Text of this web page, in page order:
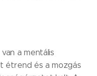
a mentális
étrend és a mozgás